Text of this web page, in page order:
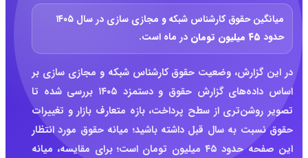
میانگین حقوق کارشناس شبکه و مجازی سازی در سال ۱۴۰۵
حدود ۴۵ میلیون تومان در ماه است.
در این گزارش، وضعیت حقوق کارشناس شبکه و مجازی سازی بر
اساس داده‌های گزارش حقوق و دستمزد ۱۴۰۵ بررسی شده تا
تصویر روشن‌تری از سطح پرداخت، بازه متعارف بازار و تغییرات
حقوق نسبت به سال قبل داشته باشید؛ میانه حقوق مورد انتظار
این صفحه حدود ۴۵ میلیون تومان است؛ برای مقایسه، میانه